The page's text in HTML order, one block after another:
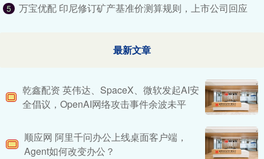
5 万宝优配 印尼修订矿产基准价测算规则，上市公司回应
最新文章
乾鑫配资 英伟达、SpaceX、微软发起AI安
全倡议，OpenAI网络攻击事件余波未平
顺应网 阿里千问办公上线桌面客户端，
Agent如何改变办公？